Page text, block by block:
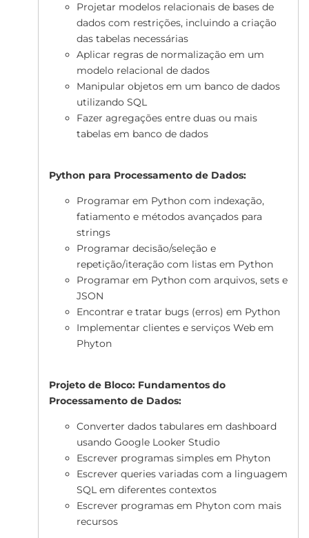
Projetar modelos relacionais de bases de
dados com restrições, incluindo a criação
das tabelas necessárias
Aplicar regras de normalização em um
modelo relacional de dados
Manipular objetos em um banco de dados
utilizando SQL
Fazer agregações entre duas ou mais
tabelas em banco de dados
Python para Processamento de Dados:
Programar em Python com indexação,
fatiamento e métodos avançados para
strings
Programar decisão/seleção e
repetição/iteração com listas em Python
Programar em Python com arquivos, sets e
JSON
Encontrar e tratar bugs (erros) em Python
Implementar clientes e serviços Web em
Phyton
Projeto de Bloco: Fundamentos do
Processamento de Dados:
Converter dados tabulares em dashboard
usando Google Looker Studio
Escrever programas simples em Phyton
Escrever queries variadas com a linguagem
SQL em diferentes contextos
Escrever programas em Phyton com mais
recursos